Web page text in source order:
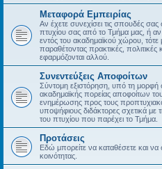
Μεταφορά Εμπειρίας
Αν έχετε συνεχίσει τις σπουδές
πτυχίου σας από το Τμήμα μας, ή αν
εντός του ακαδημαϊκού χώρου,
παραθέτοντας πρακτικές,
εφαρμόζονται αλλού.
Συνεντεύξεις Αποφοίτων
Σύντομη εξιστόρηση, υπό τη μορφή
ακαδημαϊκής πορείας αποφοίτων
ενημέρωσης προς τους
υποψήφιους διδάκτορες σχετικά με
του πτυχίου που παρέχει το Τμήμα.
Προτάσεις
Εδώ μπορείτε να καταθέσετε και να
κοινότητας.